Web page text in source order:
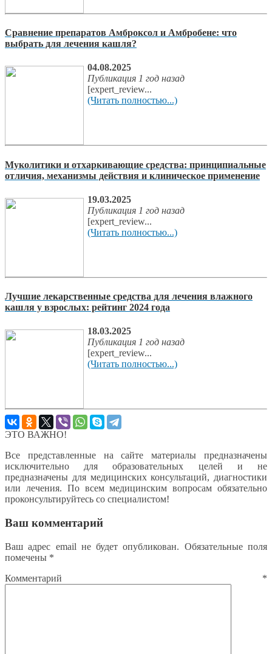
Сравнение препаратов Амброксол и Амбробене: что
выбрать для лечения кашля?
04.08.2025
Публикация 1 год назад
[expert_review...
(Читать полностью...)
Муколитики и отхаркивающие средства: принципиальные
отличия, механизмы действия и клиническое применение
19.03.2025
Публикация 1 год назад
[expert_review...
(Читать полностью...)
Лучшие лекарственные средства для лечения влажного
кашля у взрослых: рейтинг 2024 года
18.03.2025
Публикация 1 год назад
[expert_review...
(Читать полностью...)
ЭТО ВАЖНО!
Все представленные на сайте материалы предназначены
исключительно для образовательных целей и не
предназначены для медицинских консультаций, диагностики
или лечения. По всем медицинским вопросам обязательно
проконсультируйтесь со специалистом!
Ваш комментарий
Ваш адрес email не будет опубликован. Обязательные поля
помечены *
Комментарий *